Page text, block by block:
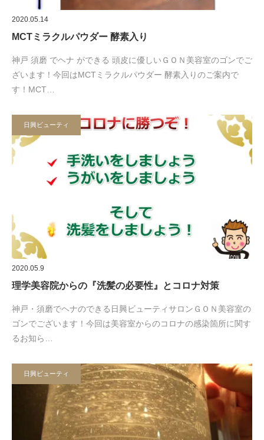
2020.05.14
MCTミラクルパウダー 酵素入り
神戸 須磨 でヘナ ができる 頭皮に優しいＧＯＮ美容室のゴンでご
ざいます！今回はMCTミラクルパウダー 酵素入りのご案内で
す！MCT…
日興ビューティ
2020.05.9
理学美容院からの『洗髪の必要性』とコロナ対策
神戸・須磨でヘナのできる日興ビューティサロンＧＯＮ美容室の
ゴンでございます！今回は美容室からのコロナの感染箇所に関す
るお知ら…
日興ビューティ